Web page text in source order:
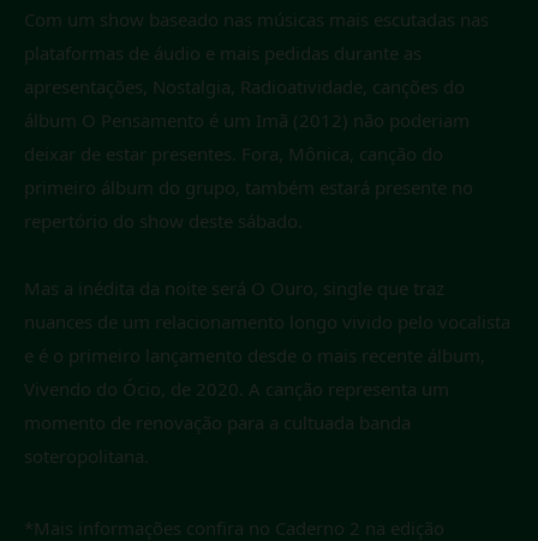
Com um show baseado nas músicas mais escutadas nas
plataformas de áudio e mais pedidas durante as
apresentações, Nostalgia, Radioatividade, canções do
álbum O Pensamento é um Imã (2012) não poderiam
deixar de estar presentes. Fora, Mônica, canção do
primeiro álbum do grupo, também estará presente no
repertório do show deste sábado.
Mas a inédita da noite será O Ouro, single que traz
nuances de um relacionamento longo vivido pelo vocalista
e é o primeiro lançamento desde o mais recente álbum,
Vivendo do Ócio, de 2020. A canção representa um
momento de renovação para a cultuada banda
soteropolitana.
*Mais informações confira no Caderno 2 na edição